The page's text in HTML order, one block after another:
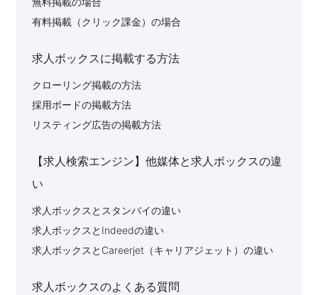
有料掲載（クリック課金）の場合
求人ボックスに掲載する方法
クローリング掲載の方法
採用ボードの掲載方法
リスティング広告の掲載方法
【求人検索エンジン】他媒体と求人ボックスの違
い
求人ボックスとスタンバイの違い
求人ボックスとIndeedの違い
求人ボックスとCareerjet（キャリアジェット）の違い
求人ボックスのよくある質問